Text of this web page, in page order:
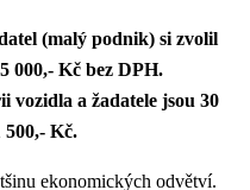
(malý podnik) si zvolil
000,- Kč bez DPH.
vozidla a žadatele jsou 30
500,- Kč.
ekonomických odvětví.